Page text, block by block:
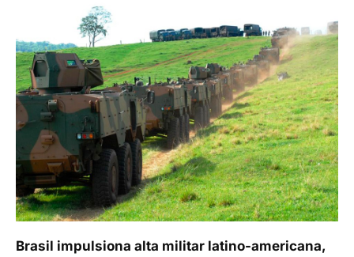
Brasil impulsiona alta militar latino-americana,